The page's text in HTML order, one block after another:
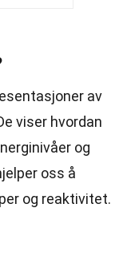
av
viser hvordan
og
oss å
og reaktivitet.